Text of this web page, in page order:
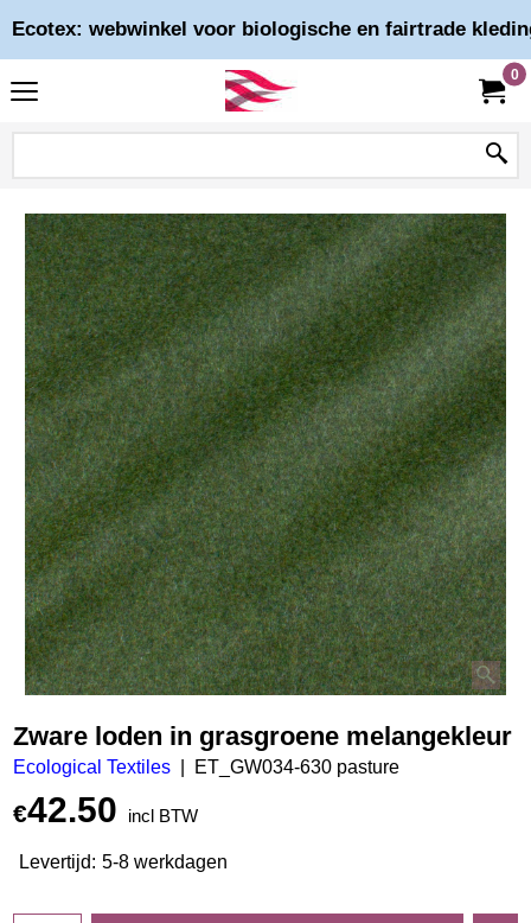
Ecotex: webwinkel voor biologische en fairtrade
0
Zware loden in grasgroene melangekleur
Ecological Textiles ET_GW034-630 pasture
€42.50 incl BTW
Levertijd: 5-8 werkdagen